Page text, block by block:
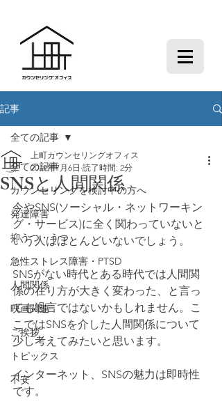
記事
全ての記事
カウンセリングを検討中の方へ
発達障害
抑うつ・うつ
急性ストレス障害・PTSD
人間関係
映画関連
ご挨拶
トピックス
不安
全ての記事
SNSと人間関係
上町カウンセリングオフィス
2019年7月6日 読了時間: 2分
今やSNS(ソーシャル・ネットワーキン
グ・サービス)に全く関わっていないと
いう人はほとんどいないでしょう。
SNSがない時代とある時代では人間関
係の在り方が大きく変わった、と言っ
ても過言ではないかもしれません。こ
こではSNSを介した人間関係について
少し考えてみたいと思います。
インターネット、SNSの魅力は即時性
です。